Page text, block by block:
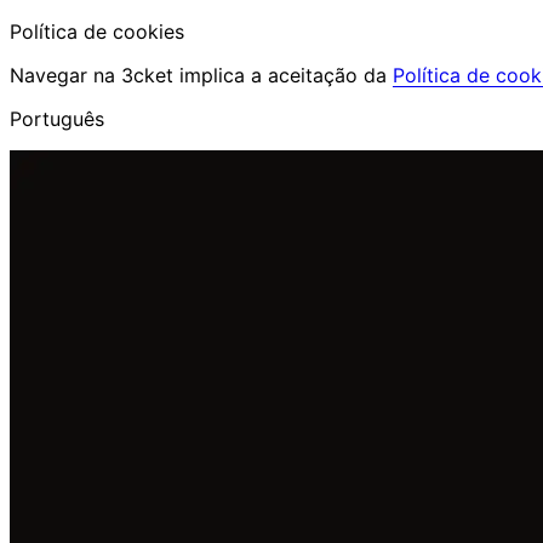
Política de cookies
Navegar na 3cket implica a aceitação da Política de
Português